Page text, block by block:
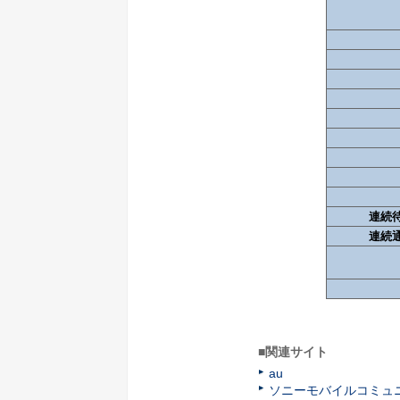
連続
連続
■関連サイト
au
ソニーモバイルコミュ